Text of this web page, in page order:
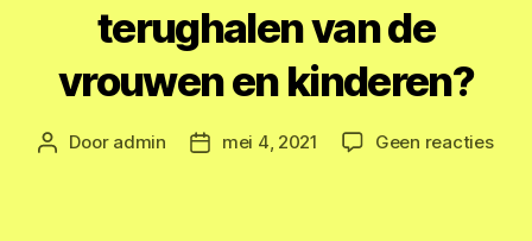
terughalen van de
vrouwen en kinderen?
Berichtauteur
Door admin Berichtdatum
mei 4, 2021 Geen reactiesop